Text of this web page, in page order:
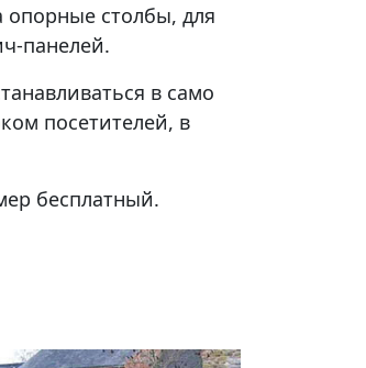
опорные столбы, для
панелей.
в само
посетителей, в
бесплатный.